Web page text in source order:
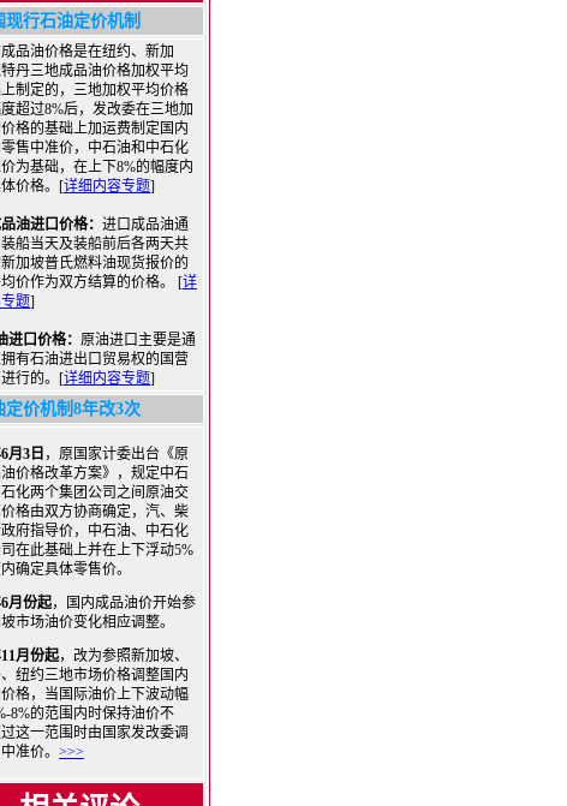
现行石油定价机制
品油价格是在纽约、新加
丹三地成品油价格加权平均
制定的，三地加权平均价格
超过8%后，发改委在三地加
格的基础上加运费制定国内
售中准价，中石油和中石化
为基础，在上下8%的幅度内
价格。[详细内容专题]
油进口价格： 进口成品油通
船当天及装船前后各两天共
加坡普氏燃料油现货报价的
价作为双方结算的价格。 [详
题]
进口价格： 原油进口主要是通
有石油进出口贸易权的国营
行的。[详细内容专题]
定价机制8年改3次
月3日 ，原国家计委出台《原
价格改革方案》，规定中石
化两个集团公司之间原油交
格由双方协商确定，汽、柴
府指导价，中石油、中石化
在此基础上并在上下浮动5%
确定具体零售价。
月份起，国内成品油价开始参
市场油价变化相应调整。
月份起，改为参照新加坡、
纽约三地市场价格调整国内
格，当国际油价上下波动幅
8%的范围内时保持油价不
这一范围时由国家发改委调
准价。 >>>